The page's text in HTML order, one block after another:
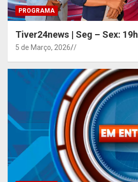
PROGRAMA
Tiver24news | Seg – Sex: 19h
5 de Março, 2026 /